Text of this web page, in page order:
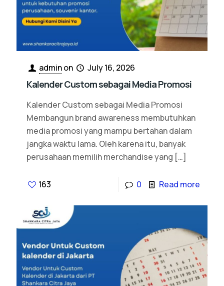
adminon July 16, 2026
Kalender Custom sebagai Media Promosi
Kalender Custom sebagai Media Promosi
Membangun brand awareness membutuhkan
media promosi yang mampu bertahan dalam
jangka waktu lama. Oleh karena itu, banyak
perusahaan memilih merchandise yang […]
163 0 Read more